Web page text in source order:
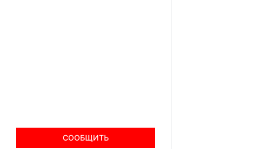
СООБЩИТЬ